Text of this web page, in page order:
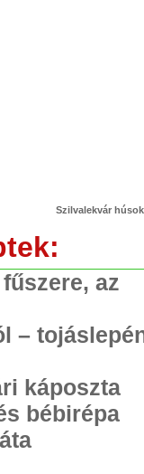
Szilvalekvár
az
–
káposzta
bébirépa